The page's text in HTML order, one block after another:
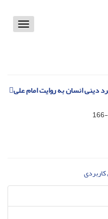
Toggle
عوامل تربیتی آسیب‌زا بر نگرش و عملکرد دینی انسان به روایت امام علی